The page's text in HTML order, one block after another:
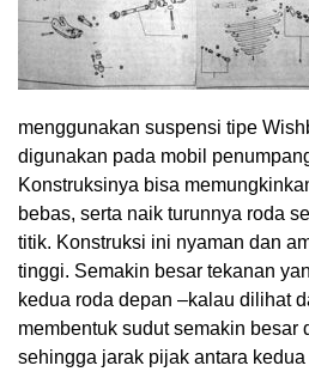
menggunakan suspensi tipe
digunakan pada mobil
Konstruksinya bisa
bebas, serta naik turunnya roda
titik. Konstruksi ini nyaman dan
tinggi. Semakin besar tekanan
kedua roda depan –kalau dilihat
membentuk sudut semakin besar
sehingga jarak pijak antara